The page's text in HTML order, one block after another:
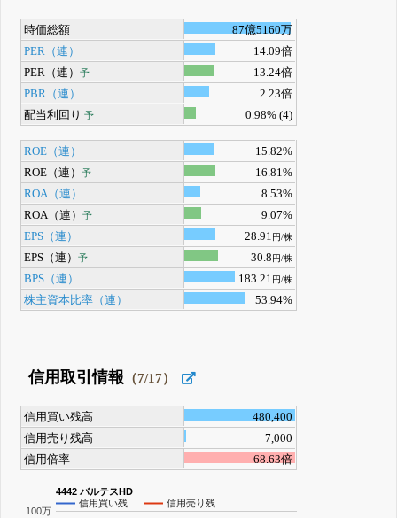
時価総額
87億5160万
PER（連）
14.09倍
PER（連）予
13.24倍
PBR（連）
2.23倍
配当利回り 予 0.98% (4)
ROE（連）
15.82%
ROE（連）予
16.81%
ROA（連）
8.53%
ROA（連）予
9.07%
EPS（連）
28.91円/株
EPS（連）予 30.8円/株
BPS（連） 183.21円/株
株主資本比率（連） 53.94%
信用取引情報 （7/17）
信用買い残高
480,400
信用売り残高
7,000
信用倍率
68.63倍
4442 バルテスHD
信用買い残
信用売り残
100万